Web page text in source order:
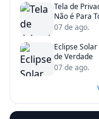
Tela de
Não é Para
07 de ago.
Eclipse
de Verdade
07 de ago.